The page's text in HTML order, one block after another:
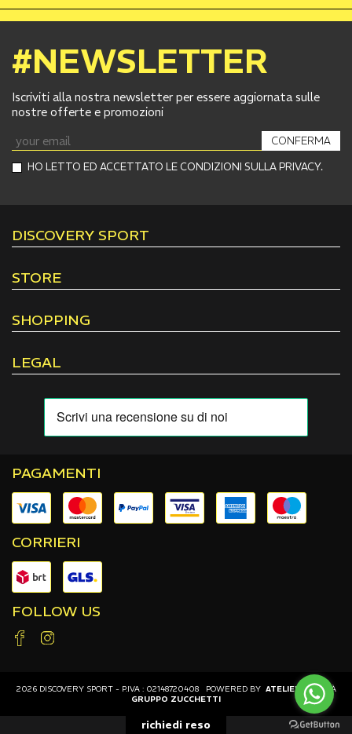
#NEWSLETTER
Iscriviti alla nostra newsletter per essere aggiornata sulle
nostre offerte e promozioni
HO LETTO ED ACCETTATO LE CONDIZIONI SULLA PRIVACY.
CONFERMA
DISCOVERY SPORT
STORE
SHOPPING
LEGAL
PAGAMENTI
CORRIERI
FOLLOW US
2026 DISCOVERY SPORT - P.IVA : 02148720408 POWERED BY ATELIER
SOCIETÀ
GRUPPO ZUCCHETTI
richiedi reso